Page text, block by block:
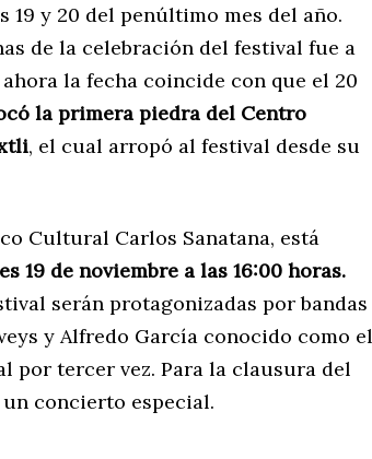
19 y 20 del penúltimo mes del año.
de la celebración del festival fue a
la fecha coincide con que el 20
la primera piedra del Centro
, el cual arropó al festival desde su
Cultural Carlos Sanatana, está
19 de noviembre a las 16:00 horas.
serán protagonizadas por bandas
y Alfredo García conocido como el
por tercer vez. Para la clausura del
concierto especial.